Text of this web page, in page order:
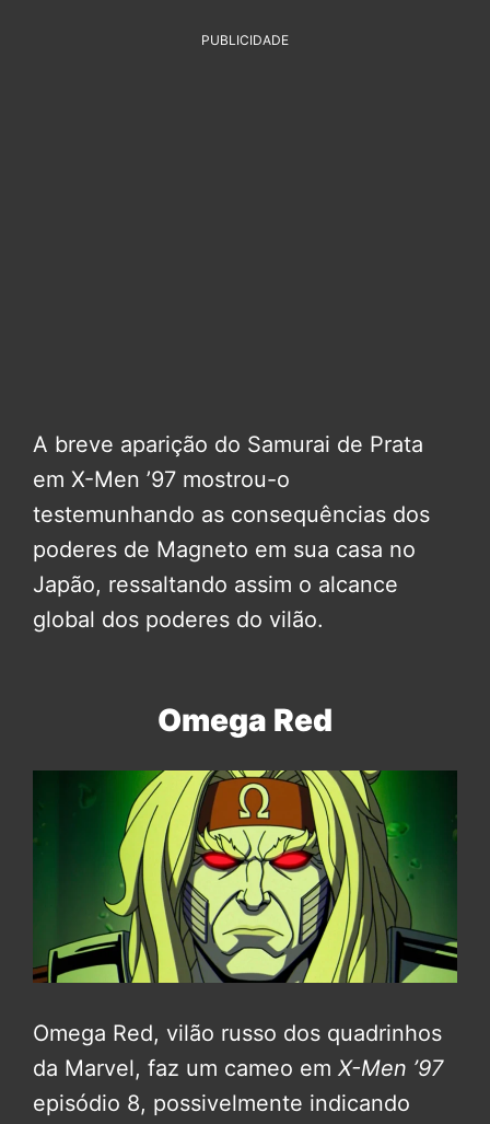
PUBLICIDADE
A breve aparição do Samurai de Prata
em X-Men ’97 mostrou-o
testemunhando as consequências dos
poderes de Magneto em sua casa no
Japão, ressaltando assim o alcance
global dos poderes do vilão.
Omega Red
Omega Red, vilão russo dos quadrinhos
da Marvel, faz um cameo em X-Men ’97
episódio 8, possivelmente indicando